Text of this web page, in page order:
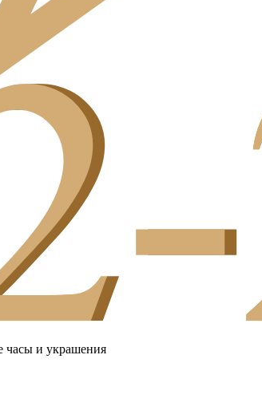
часы и украшения